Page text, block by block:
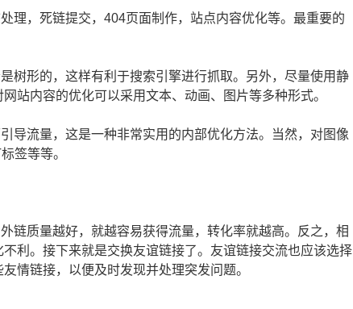
理，死链提交，404页面制作，站点内容优化等。最重要的
树形的，这样有利于搜索引擎进行抓取。另外，尽量使用静
站内容的优化可以采用文本、动画、图片等多种形式。
导流量，这是一种非常实用的内部优化方法。当然，对图像
签等等。
链质量越好，就越容易获得流量，转化率就越高。反之，相
利。接下来就是交换友谊链接了。友谊链接交流也应该选择
情链接，以便及时发现并处理突发问题。